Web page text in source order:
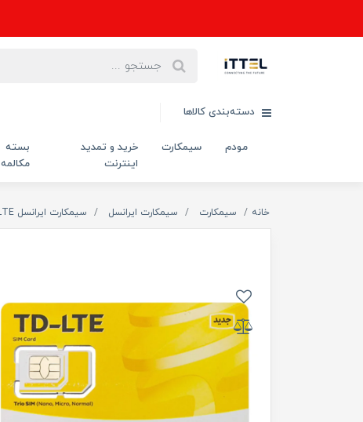
دسته‌بندی کالاها
مودم سیمکارت
خرید و تمدید
اینترنت
بسته
مکالمه
خانه سیمکارت سیمکارت ایرانسل سیمکارت ایرانسل TD-LTE